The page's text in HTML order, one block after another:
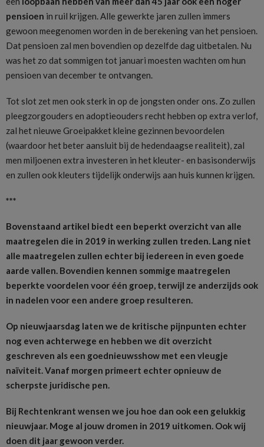
pensioen in ruil krijgen. Alle gewerkte jaren zullen immers
gewoon meegenomen worden in de berekening van het pensioen.
Dat pensioen zal men bovendien op dezelfde dag uitbetalen. Nu
was het zo dat sommigen tot januari moesten wachten om hun
pensioen van december te ontvangen.
Tot slot zet men ook sterk in op de jongsten onder ons. Zo zullen
pleegzorgouders en adoptieouders recht hebben op extra verlof,
zal het nieuwe Groeipakket kleine gezinnen bevoordelen
(waardoor het beter aansluit bij de hedendaagse realiteit), zal
men miljoenen extra investeren in het kleuter- en basisonderwijs
en zullen ook kleuters tijdelijk onderwijs aan huis kunnen krijgen.
***
Bovenstaand artikel biedt een beperkt overzicht van alle
maatregelen die in 2019 in werking zullen treden. Lang niet
alle maatregelen zullen echter bij iedereen in even goede
aarde vallen. Bovendien kennen sommige maatregelen
beperkte voordelen voor één groep, terwijl ze anderzijds ook
in nadelen voor een andere groep resulteren.
Op nieuwjaarsdag laten we de kritische pijnpunten echter
nog even achterwege en hebben we dit overzicht
geschreven als een goednieuwsshow met een vleugje
naïviteit. Vanaf morgen primeert echter opnieuw de
scherpste juridische pen.
Bij Rechtenkrant wensen we jou hoe dan ook een gelukkig
nieuwjaar. Moge al jouw dromen in 2019 uitkomen. Ook wij
doen dit jaar gewoon verder.